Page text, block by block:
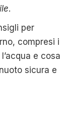
.
per
compresi i
e cosa
sicura e